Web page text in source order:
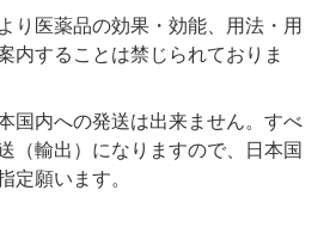
り医薬品の効果・効能、用法・用
内することは禁じられておりま
国内への発送は出来ません。すべ
（輸出）になりますので、日本国
定願います。